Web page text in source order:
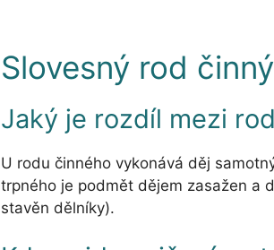
Slovesný rod
Jaký je rozdíl mezi
U rodu činného vykonává děj
trpného je podmět dějem zasažen a
stavěn dělníky).